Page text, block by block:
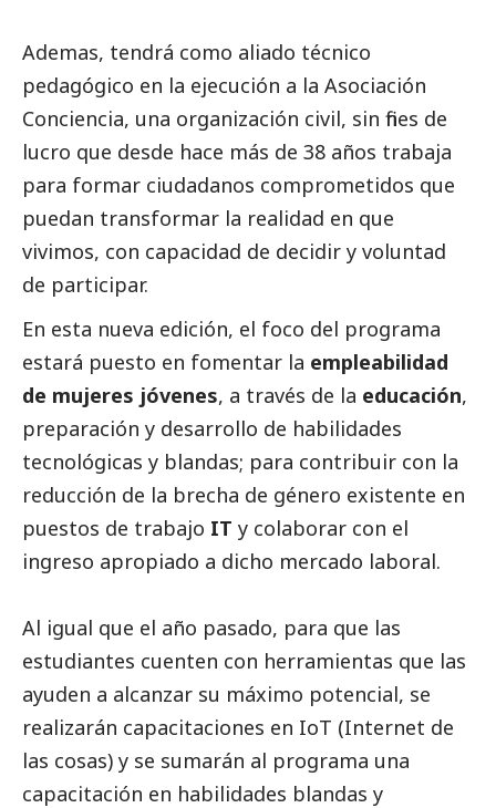
Ademas, tendrá como aliado técnico
pedagógico en la ejecución a la Asociación
Conciencia, una organización civil, sin fines de
lucro que desde hace más de 38 años trabaja
para formar ciudadanos comprometidos que
puedan transformar la realidad en que
vivimos, con capacidad de decidir y voluntad
de participar.
En esta nueva edición, el foco del programa
estará puesto en fomentar la empleabilidad
de mujeres jóvenes, a través de la educación,
preparación y desarrollo de habilidades
tecnológicas y blandas; para contribuir con la
reducción de la brecha de género existente en
puestos de trabajo IT y colaborar con el
ingreso apropiado a dicho mercado laboral.
Al igual que el año pasado, para que las
estudiantes cuenten con herramientas que las
ayuden a alcanzar su máximo potencial, se
realizarán capacitaciones en IoT (Internet de
las cosas) y se sumarán al programa una
capacitación en habilidades blandas y